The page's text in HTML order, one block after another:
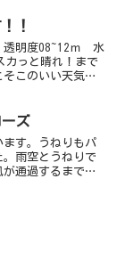
！
明度08~12ｍ 水
っと晴れ！まで
そこのいい天気♪
コウちびちゃん
ズ
す。うねりもパ
雨空とうねりで
通過するまでし